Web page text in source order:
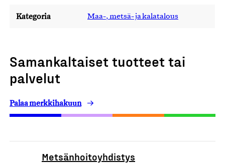
Kategoria Maa-, metsä- ja kalatalous
Samankaltaiset tuotteet tai
palvelut
Palaa merkkihakuun
Metsänhoitoyhdistys